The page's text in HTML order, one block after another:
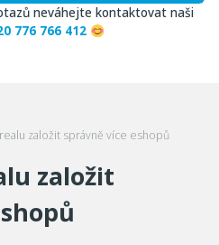
neváhejte kontaktovat naši
776 766 412
založit správně více eshopů
založit